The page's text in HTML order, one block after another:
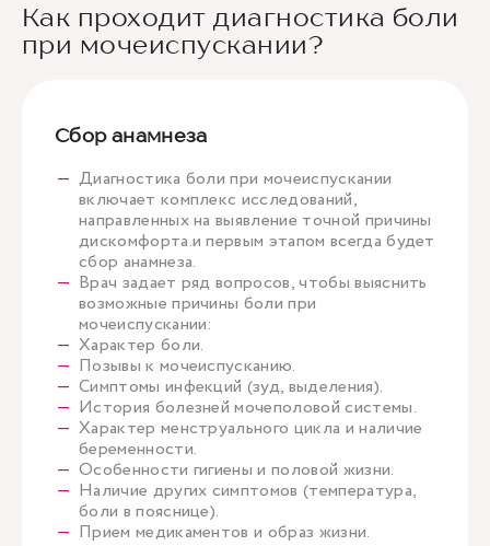
Как проходит диагностика боли
при мочеиспускании?
Сбор анамнеза
Диагностика боли при мочеиспускании
включает комплекс исследований,
направленных на выявление точной причины
дискомфорта.и первым этапом всегда будет
сбор анамнеза.
Врач задает ряд вопросов, чтобы выяснить
возможные причины боли при
мочеиспускании:
Характер боли.
Позывы к мочеиспусканию.
Симптомы инфекций (зуд, выделения).
История болезней мочеполовой системы.
Характер менструального цикла и наличие
беременности.
Особенности гигиены и половой жизни.
Наличие других симптомов (температура,
боли в пояснице).
Прием медикаментов и образ жизни.